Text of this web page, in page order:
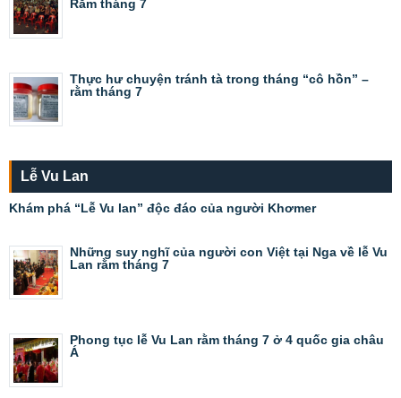
Rằm tháng 7
Thực hư chuyện tránh tà trong tháng “cô hồn” –
rằm tháng 7
Lễ Vu Lan
Khám phá “Lễ Vu lan” độc đáo của người Khơmer
Những suy nghĩ của người con Việt tại Nga về lễ Vu
Lan rằm tháng 7
Phong tục lễ Vu Lan rằm tháng 7 ở 4 quốc gia châu
Á